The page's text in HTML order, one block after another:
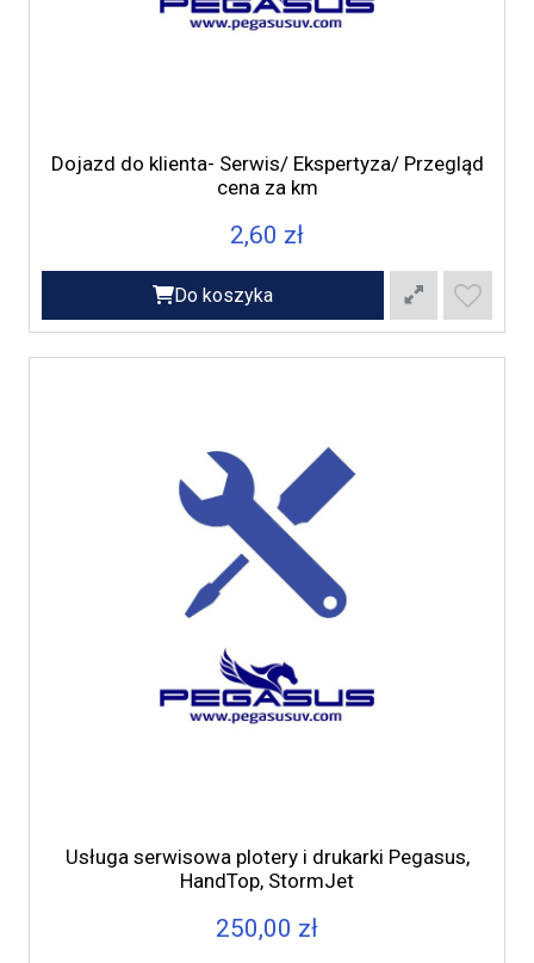
Dojazd do klienta- Serwis/ Ekspertyza/ Przegląd
cena za km
2,60 zł
Do koszyka
Usługa serwisowa plotery i drukarki Pegasus,
HandTop, StormJet
250,00 zł